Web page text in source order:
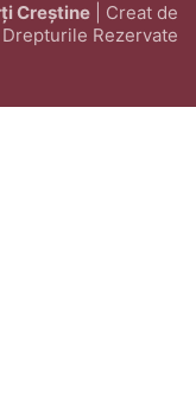
Creștine | Creat de
Drepturile Rezervate